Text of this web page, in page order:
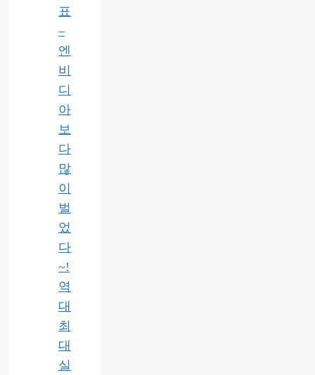
표
–
엔
비
디
아
보
다
많
이
벌
었
다
~!
역
대
최
대
실